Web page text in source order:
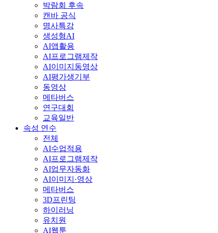
박람회 후속
캔바 공식
명사특강
생성형AI
AI앱활용
AI프로그램제작
AI이미지동영상
AI평가생기부
동영상
메타버스
연구대회
교육일반
속성 연수
전체
AI수업적용
AI프로그램제작
AI업무자동화
AI이미지·영상
메타버스
3D프린팅
하이러닝
유치원
AI웹툰